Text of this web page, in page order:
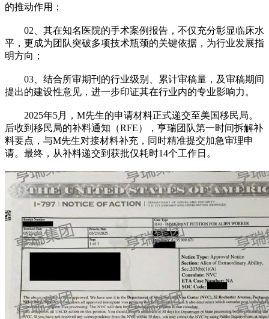
的推动作用；
02、其在知名医院的手术案例报告，不仅充分彰显临床水
平，更成为团队突破多项技术瓶颈的关键依据，为行业发展指
明方向；
03、结合所审期刊的行业级别、累计审稿量，及审稿期间
提出的建设性意见，进一步印证其在行业内的专业影响力。
2025年5月，M先生的申请材料正式递交至美国移民局。
后收到移民局的补料通知（RFE），亨瑞团队第一时间拆解补
料要点，与M先生对接材料补充，同时精准提交加急审理申
请。最终，从补料递交到获批仅耗时14个工作日。